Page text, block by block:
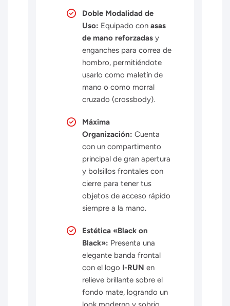
Doble Modalidad de
Uso: Equipado con asas
de mano reforzadas y
enganches para correa de
hombro, permitiéndote
usarlo como maletín de
mano o como morral
cruzado (crossbody).
Máxima
Organización: Cuenta
con un compartimento
principal de gran apertura
y bolsillos frontales con
cierre para tener tus
objetos de acceso rápido
siempre a la mano.
Estética «Black on
Black»: Presenta una
elegante banda frontal
con el logo I-RUN en
relieve brillante sobre el
fondo mate, logrando un